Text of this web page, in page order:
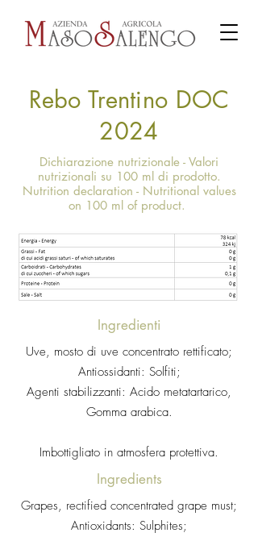
Rebo Trentino DOC
2024
Dichiarazione nutrizionale - Valori
nutrizionali su 100 ml di prodotto.
Nutrition declaration - Nutritional values
on 100 ml of product.
Ingredienti
Uve, mosto di uve concentrato rettificato;
Antiossidanti: Solfiti;
Agenti stabilizzanti: Acido metatartarico,
Gomma arabica.
Imbottigliato in atmosfera protettiva.
Ingredients
Grapes, rectified concentrated grape must;
Antioxidants: Sulphites;